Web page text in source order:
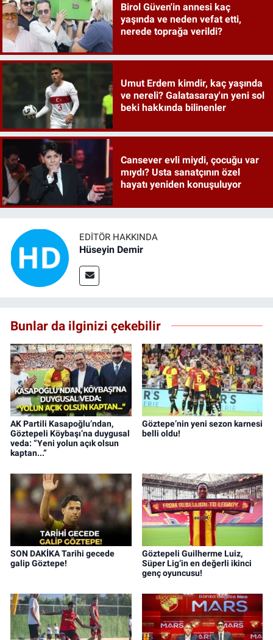
Birol Güven'in annesi kaç
yaşında ve neden vefat etti,
nerede toprağa verildi?
Umut Erdem kimdir, kaç yaşında
ve nereli? Galatasaray'ın yeni sol
beki hakkında bilinenler
Cansever evli miydi, çocuğu var
mıydı? Usta sanatçının özel
hayatı yeniden konuşuluyor
EDITÖR HAKKINDA
Hüseyin Demir
Bunlar da ilginizi çekebilir
AK Partili Kasapoğlu’ndan,
Göztepeli Köybaşı’na duygusal
veda: “Yeni yolun açık olsun
kaptan...”
Göztepe’nin yeni sezon karnesi
belli oldu!
SON DAKİKA Tarihi gecede
galip Göztepe!
Göztepeli Guilherme Luiz,
Süper Lig’in en değerli ikinci
genç oyuncusu!